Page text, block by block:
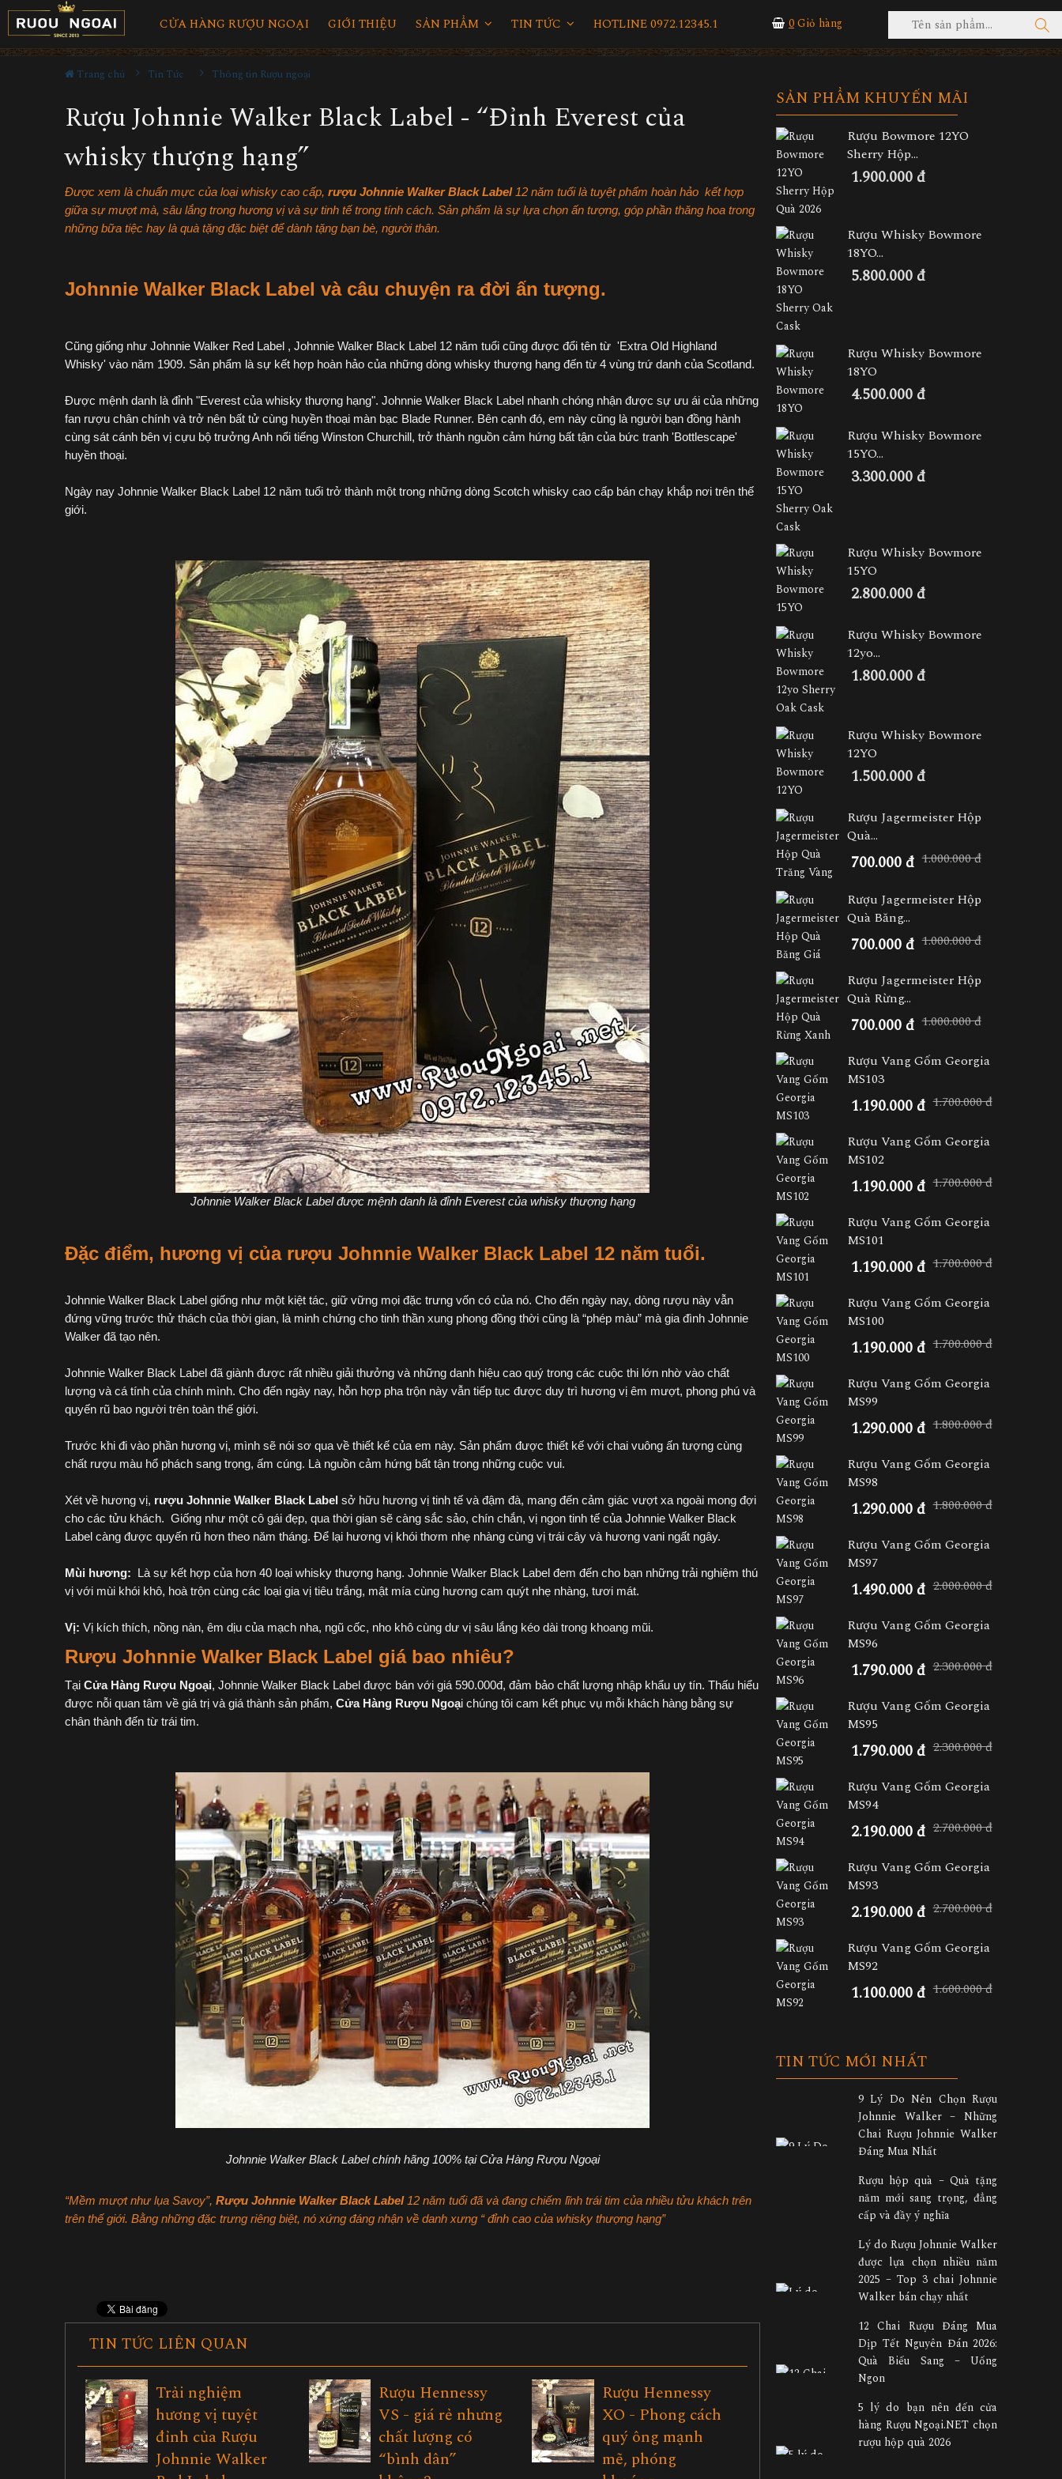
CỬA HÀNG RƯỢU NGOẠI GIỚI THIỆU SẢN PHẨM TIN TỨC HOTLINE 0972.12345.1 0Giỏ hàng
Trang chủ Tin Tức Thông tin Rượu ngoại
Rượu Johnnie Walker Black Label - “Đỉnh Everest của
whisky thượng hạng”
Được xem là chuẩn mực của loại whisky cao cấp, rượu Johnnie Walker Black Label 12 năm tuổi là tuyệt phẩm hoàn hảo kết hợp
giữa sự mượt mà, sâu lắng trong hương vị và sự tinh tế trong tính cách. Sản phẩm là sự lựa chọn ấn tượng, góp phần thăng hoa trong
những bữa tiệc hay là quà tặng đặc biệt để dành tặng bạn bè, người thân.
Johnnie Walker Black Label và câu chuyện ra đời ấn tượng.
Cũng giống như Johnnie Walker Red Label , Johnnie Walker Black Label 12 năm tuổi cũng được đổi tên từ 'Extra Old Highland
Whisky' vào năm 1909. Sản phẩm là sự kết hợp hoàn hảo của những dòng whisky thượng hạng đến từ 4 vùng trứ danh của Scotland.
Được mệnh danh là đỉnh "Everest của whisky thượng hạng". Johnnie Walker Black Label nhanh chóng nhận được sự ưu ái của những
fan rượu chân chính và trở nên bất tử cùng huyền thoại màn bạc Blade Runner. Bên cạnh đó, em này cũng là người bạn đồng hành
cùng sát cánh bên vị cựu bộ trưởng Anh nổi tiếng Winston Churchill, trở thành nguồn cảm hứng bất tận của bức tranh 'Bottlescape'
huyền thoại.
Ngày nay Johnnie Walker Black Label 12 năm tuổi trở thành một trong những dòng Scotch whisky cao cấp bán chạy khắp nơi trên thế
giới.
Johnnie Walker Black Label được mệnh danh là đỉnh Everest của whisky thượng hạng
Đặc điểm, hương vị của rượu Johnnie Walker Black Label 12 năm tuổi.
Johnnie Walker Black Label giống như một kiệt tác, giữ vững mọi đặc trưng vốn có của nó. Cho đến ngày nay, dòng rượu này vẫn
đứng vững trước thử thách của thời gian, là minh chứng cho tinh thần xung phong đồng thời cũng là “phép màu” mà gia đình Johnnie
Walker đã tạo nên.
Johnnie Walker Black Label đã giành được rất nhiều giải thưởng và những danh hiệu cao quý trong các cuộc thi lớn nhờ vào chất
lượng và cá tính của chính mình. Cho đến ngày nay, hỗn hợp pha trộn này vẫn tiếp tục được duy trì hương vị êm mượt, phong phú và
quyến rũ bao người trên toàn thế giới.
Trước khi đi vào phần hương vị, mình sẽ nói sơ qua về thiết kế của em này. Sản phẩm được thiết kế với chai vuông ấn tượng cùng
chất rượu màu hổ phách sang trọng, ấm cúng. Là nguồn cảm hứng bất tận trong những cuộc vui.
Xét về hương vị, rượu Johnnie Walker Black Label sở hữu hương vị tinh tế và đậm đà, mang đến cảm giác vượt xa ngoài mong đợi
cho các tửu khách. Giống như một cô gái đẹp, qua thời gian sẽ càng sắc sảo, chín chắn, vị ngon tinh tế của Johnnie Walker Black
Label càng được quyến rũ hơn theo năm tháng. Để lại hương vị khói thơm nhẹ nhàng cùng vị trái cây và hương vani ngất ngây.
Mùi hương:
Là sự kết hợp của hơn 40 loại whisky thượng hạng. Johnnie Walker Black Label đem đến cho bạn những trải nghiệm thú
vị với mùi khói khô, hoà trộn cùng các loại gia vị tiêu trắng, mật mía cùng hương cam quýt nhẹ nhàng, tươi mát.
Vị: Vị kích thích, nồng nàn, êm dịu của mạch nha, ngũ cốc, nho khô cùng dư vị sâu lắng kéo dài trong khoang mũi.
Rượu Johnnie Walker Black Label giá bao nhiêu?
Tại Cửa Hàng Rượu Ngoại, Johnnie Walker Black Label được bán với giá 590.000đ, đảm bảo chất lượng nhập khẩu uy tín. Thấu hiểu
được nỗi quan tâm về giá trị và giá thành sản phẩm, Cửa Hàng Rượu Ngoại chúng tôi cam kết phục vụ mỗi khách hàng bằng sự
chân thành đến từ trái tim.
Johnnie Walker Black Label chính hãng 100% tại Cửa Hàng Rượu Ngoại
“Mềm mượt như lụa Savoy”, Rượu Johnnie Walker Black Label 12 năm tuổi đã và đang chiếm lĩnh trái tim của nhiều tửu khách trên
trên thế giới. Bằng những đặc trưng riêng biệt, nó xứng đáng nhận về danh xưng “ đỉnh cao của whisky thượng hạng”
TIN TỨC LIÊN QUAN
Trải nghiệm
hương vị tuyệt
đỉnh của Rượu
Johnnie Walker
Rượu Hennessy
VS - giá rẻ nhưng
chất lượng có
“bình dân”
Rượu Hennessy
XO - Phong cách
quý ông mạnh
mẽ, phóng
SẢN PHẨM KHUYẾN MÃI
Rượu Bowmore 12YO
Sherry Hộp...
1.900.000 đ
Rượu Whisky Bowmore
18YO...
5.800.000 đ
Rượu Whisky Bowmore
18YO
4.500.000 đ
Rượu Whisky Bowmore
15YO...
3.300.000 đ
Rượu Whisky Bowmore
15YO
2.800.000 đ
Rượu Whisky Bowmore
12yo...
1.800.000 đ
Rượu Whisky Bowmore
12YO
1.500.000 đ
Rượu Jagermeister Hộp
Quà...
700.000 đ 1.000.000 đ
Rượu Jagermeister Hộp
Quà Băng...
700.000 đ 1.000.000 đ
Rượu Jagermeister Hộp
Quà Rừng...
700.000 đ 1.000.000 đ
Rượu Vang Gốm Georgia
MS103
1.190.000 đ 1.700.000 đ
Rượu Vang Gốm Georgia
MS102
1.190.000 đ 1.700.000 đ
Rượu Vang Gốm Georgia
MS101
1.190.000 đ 1.700.000 đ
Rượu Vang Gốm Georgia
MS100
1.190.000 đ 1.700.000 đ
Rượu Vang Gốm Georgia
MS99
1.290.000 đ 1.800.000 đ
Rượu Vang Gốm Georgia
MS98
1.290.000 đ 1.800.000 đ
Rượu Vang Gốm Georgia
MS97
1.490.000 đ 2.000.000 đ
Rượu Vang Gốm Georgia
MS96
1.790.000 đ 2.300.000 đ
Rượu Vang Gốm Georgia
MS95
1.790.000 đ 2.300.000 đ
Rượu Vang Gốm Georgia
MS94
2.190.000 đ 2.700.000 đ
Rượu Vang Gốm Georgia
MS93
2.190.000 đ 2.700.000 đ
Rượu Vang Gốm Georgia
MS92
1.100.000 đ 1.600.000 đ
TIN TỨC MỚI NHẤT
9 Lý Do Nên Chọn Rượu
Johnnie Walker – Những
Chai Rượu Johnnie Walker
Đáng Mua Nhất
Rượu hộp quà – Quà tặng
năm mới sang trọng, đẳng
cấp và đầy ý nghĩa
Lý do Rượu Johnnie Walker
được lựa chọn nhiều năm
2025 – Top 3 chai Johnnie
Walker bán chạy nhất
12 Chai Rượu Đáng Mua
Dịp Tết Nguyên Đán 2026:
Quà Biếu Sang – Uống
Ngon
5 lý do bạn nên đến cửa
hàng Rượu Ngoại.NET chọn
rượu hộp quà 2026